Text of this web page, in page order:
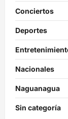
Conciertos
Deportes
Nacionales
Naguanagua
Sin categoría